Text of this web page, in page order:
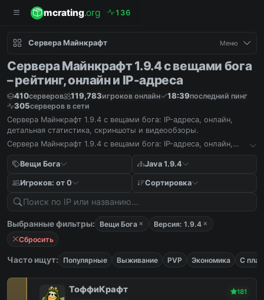
mcrating.org 1 36
Сервера Майнкрафт Меню
Сервера Майнкрафт 1.9.4 с вещами бога
– рейтинг, онлайн и IP-адреса
410серверов 119,783игроков онлайн 18:39последний пинг
305серверов в сети
Сервера Майнкрафт 1.9.4 с вещами бога: IP-адреса, онлайн,
детальная статистика, скриншоты и видеообзоры.
Сервера Майнкрафт 1.9.4 с вещами бога: IP-адреса, онлайн,
Вещи Бога
Java 1.9.4
Игроков: от 0 Сортировка
Выбранные фильтры: Вещи Бога
Версия: 1.9.4
Сбросить
Часто ищут: Популярные Выживание PVP Экономика С
ТоффиКрафт
181